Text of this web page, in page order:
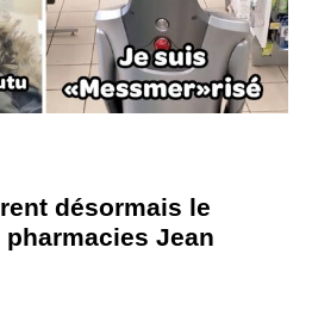
désormais le
Jean